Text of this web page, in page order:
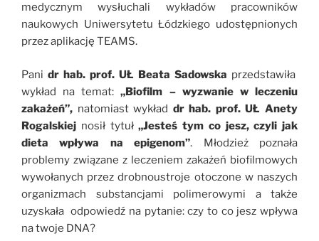
medycznym wysłuchali wykładów pracowników
naukowych Uniwersytetu Łódzkiego udostępnionych
przez aplikację TEAMS.
Pani dr hab. prof. UŁ Beata Sadowska przedstawiła
wykład na temat:„Biofilm – wyzwanie w leczeniu
zakażeń”, natomiast wykład dr hab. prof. UŁ Anety
Rogalskiej nosił tytuł„Jesteś tym co jesz, czyli jak
dieta wpływa na epigenom”. Młodzież poznała
problemy związane z leczeniem zakażeń biofilmowych
wywołanych przez drobnoustroje otoczone w naszych
organizmach substancjami polimerowymi a także
uzyskała odpowiedź na pytanie: czy to co jesz wpływa
na twoje DNA?